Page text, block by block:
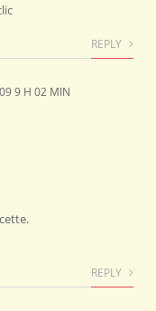
REPLY
9 H 02 MIN
REPLY